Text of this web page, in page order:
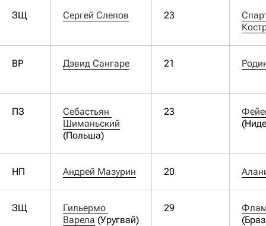
ЗЩ Сергей Слепов 23
ВР Дэвид Сангаре 21
ПЗ
Себастьян
Шиманьский
(Польша)
23
НП Андрей Мазурин 20
ЗЩ
Гильермо
Варела (Уругвай)
29